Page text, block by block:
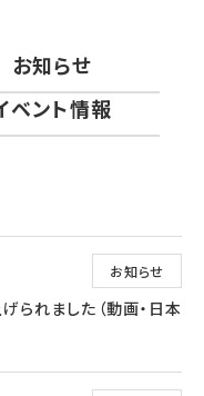
お知らせ
ベント情報
お知らせ
られました（動画・日本